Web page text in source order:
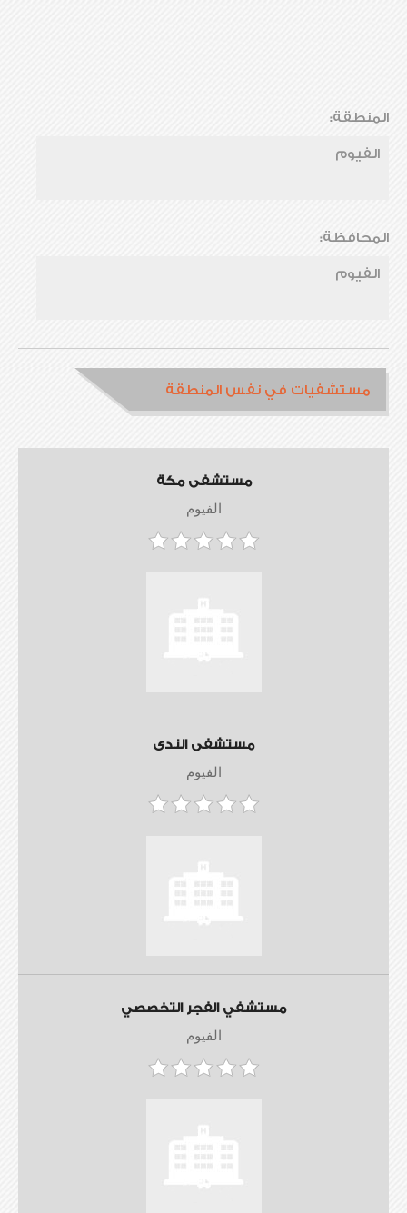
المنطقة:
الفيوم
المحافظة:
الفيوم
مستشفيات في نفس المنطقة
مستشفى مكة
الفيوم
مستشفى الندى
الفيوم
مستشفي الفجر التخصصي
الفيوم